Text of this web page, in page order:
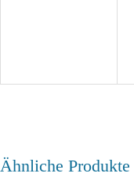
Ähnliche Produkte